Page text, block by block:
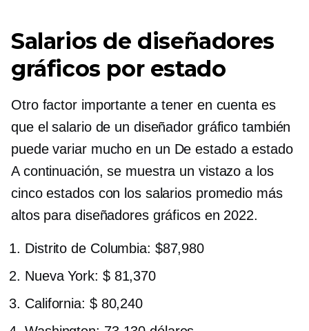
Salarios de diseñadores
gráficos por estado
Otro factor importante a tener en cuenta es
que el salario de un diseñador gráfico también
puede variar mucho en un De estado a estado
A continuación, se muestra un vistazo a los
cinco estados con los salarios promedio más
altos para diseñadores gráficos en 2022.
Distrito de Columbia: $87,980
Nueva York: $ 81,370
California: $ 80,240